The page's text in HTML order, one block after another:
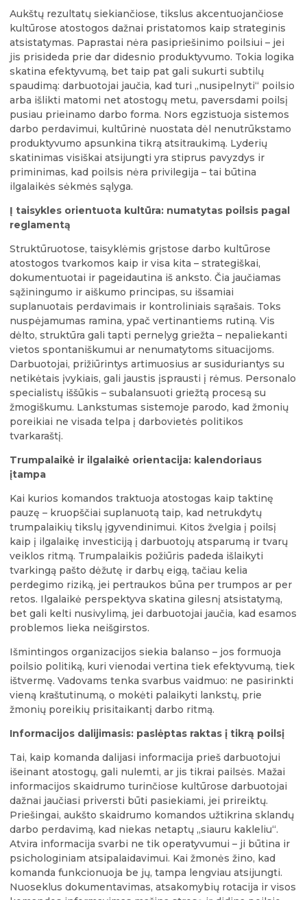
Aukštų rezultatų siekiančiose, tikslus akcentuojančiose
kultūrose atostogos dažnai pristatomos kaip strateginis
atsistatymas. Paprastai nėra pasipriešinimo poilsiui – jei
jis prisideda prie dar didesnio produktyvumo. Tokia logika
skatina efektyvumą, bet taip pat gali sukurti subtilų
spaudimą: darbuotojai jaučia, kad turi „nusipelnyti“ poilsio
arba išlikti matomi net atostogų metu, paversdami poilsį
pusiau prieinamo darbo forma. Nors egzistuoja sistemos
darbo perdavimui, kultūrinė nuostata dėl nenutrūkstamo
produktyvumo apsunkina tikrą atsitraukimą. Lyderių
skatinimas visiškai atsijungti yra stiprus pavyzdys ir
priminimas, kad poilsis nėra privilegija – tai būtina
ilgalaikės sėkmės sąlyga.
Į taisykles orientuota kultūra: numatytas poilsis pagal
reglamentą
Struktūruotose, taisyklėmis grįstose darbo kultūrose
atostogos tvarkomos kaip ir visa kita – strategiškai,
dokumentuotai ir pageidautina iš anksto. Čia jaučiamas
sąžiningumo ir aiškumo principas, su išsamiai
suplanuotais perdavimais ir kontroliniais sąrašais. Toks
nuspėjamumas ramina, ypač vertinantiems rutiną. Vis
dėlto, struktūra gali tapti pernelyg griežta – nepaliekanti
vietos spontaniškumui ar nenumatytoms situacijoms.
Darbuotojai, prižiūrintys artimuosius ar susiduriantys su
netikėtais įvykiais, gali jaustis įsprausti į rėmus. Personalo
specialistų iššūkis – subalansuoti griežtą procesą su
žmogiškumu. Lankstumas sistemoje parodo, kad žmonių
poreikiai ne visada telpa į darbovietės politikos
tvarkaraštį.
Trumpalaikė ir ilgalaikė orientacija: kalendoriaus
įtampa
Kai kurios komandos traktuoja atostogas kaip taktinę
pauzę – kruopščiai suplanuotą taip, kad netrukdytų
trumpalaikių tikslų įgyvendinimui. Kitos žvelgia į poilsį
kaip į ilgalaikę investiciją į darbuotojų atsparumą ir tvarų
veiklos ritmą. Trumpalaikis požiūris padeda išlaikyti
tvarkingą pašto dėžutę ir darbų eigą, tačiau kelia
perdegimo riziką, jei pertraukos būna per trumpos ar per
retos. Ilgalaikė perspektyva skatina gilesnį atsistatymą,
bet gali kelti nusivylimą, jei darbuotojai jaučia, kad esamos
problemos lieka neišgirstos.
Išmintingos organizacijos siekia balanso – jos formuoja
poilsio politiką, kuri vienodai vertina tiek efektyvumą, tiek
ištvermę. Vadovams tenka svarbus vaidmuo: ne pasirinkti
vieną kraštutinumą, o mokėti palaikyti lankstų, prie
žmonių poreikių prisitaikantį darbo ritmą.
Informacijos dalijimasis: paslėptas raktas į tikrą poilsį
Tai, kaip komanda dalijasi informacija prieš darbuotojui
išeinant atostogų, gali nulemti, ar jis tikrai pailsės. Mažai
informacijos skaidrumo turinčiose kultūrose darbuotojai
dažnai jaučiasi priversti būti pasiekiami, jei prireiktų.
Priešingai, aukšto skaidrumo komandos užtikrina sklandų
darbo perdavimą, kad niekas netaptų „siauru kakleliu“.
Atvira informacija svarbi ne tik operatyvumui – ji būtina ir
psichologiniam atsipalaidavimui. Kai žmonės žino, kad
komanda funkcionuoja be jų, tampa lengviau atsijungti.
Nuoseklus dokumentavimas, atsakomybių rotacija ir visos